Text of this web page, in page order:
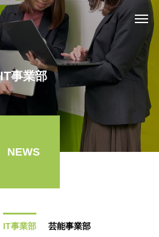
IT事業部
NEWS
IT事業部 芸能事業部